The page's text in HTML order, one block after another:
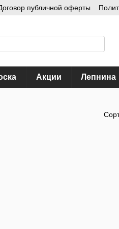
публичной оферты
Акции Лепнина